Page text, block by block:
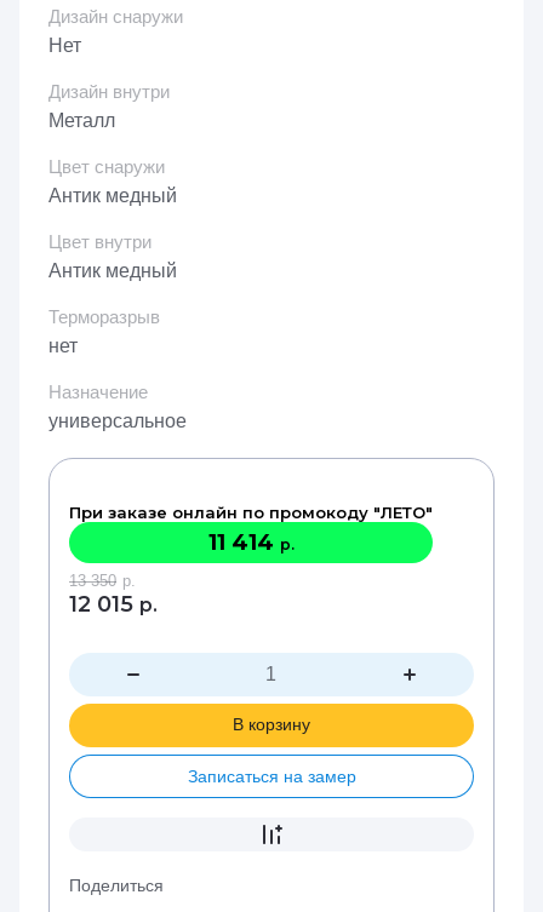
Дизайн снаружи
Нет
Дизайн внутри
Металл
Цвет снаружи
Антик медный
Цвет внутри
Антик медный
Терморазрыв
нет
Назначение
универсальное
При заказе онлайн по промокоду "ЛЕТО"
11 414 р.
13 350 р.
12 015 р.
В корзину
Записаться на замер
Поделиться